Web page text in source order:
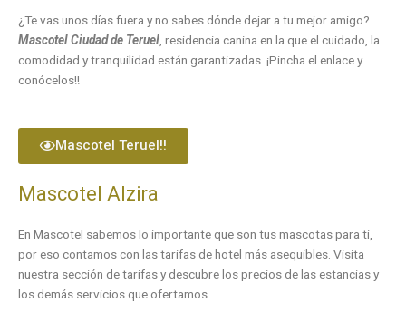
¿Te vas unos días fuera y no sabes dónde dejar a tu mejor amigo?
Mascotel Ciudad de Teruel , residencia canina en la que el cuidado, la
comodidad y tranquilidad están garantizadas. ¡Pincha el enlace y
conócelos!!
Mascotel Teruel!!
Mascotel Alzira
En Mascotel sabemos lo importante que son tus mascotas para ti,
por eso contamos con las tarifas de hotel más asequibles. Visita
nuestra sección de tarifas y descubre los precios de las estancias y
los demás servicios que ofertamos.